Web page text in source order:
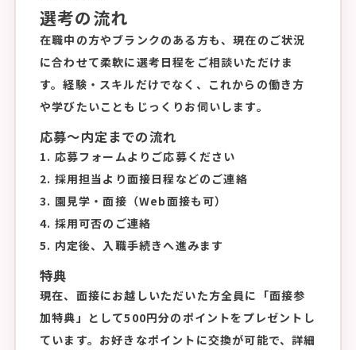
選考の流れ
在職中の方やブランクのある方も、現在のご状況
に合わせて柔軟に選考日程をご相談いただけま
す。経験・スキルだけでなく、これからの働き方
や学びたいこともじっくりお伺いします。
応募〜内定までの流れ
1. 応募フォームよりご応募ください
2. 採用担当より面接日程などのご連絡
3. 園見学・面接（Web面接も可）
4. 採用可否のご連絡
5. 内定後、入職手続きへ進みます
特典
現在、面接にお越しいただいた方全員に「面接参
加特典」として500円分のポイントをプレゼントし
ています。お好きなポイントに交換が可能で、詳細